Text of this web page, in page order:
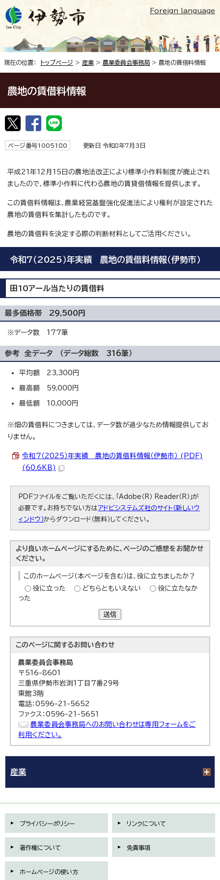
Foreign language
現在の位置： トップページ > 産業 > 農業委員会事務局 > 農地の賃借料情報
農地の賃借料情報
ページ番号1005180 更新日 令和8年7月3日
平成21年12月15日の農地法改正により標準小作料制度が廃止され
ましたので、標準小作料に代わる農地の賃貸借情報を提供します。
この賃借料情報は、農業経営基盤強化促進法により権利が設定された
農地の賃借料を集計したものです。
農地の賃借料を決定する際の判断材料としてご活用ください。
令和7（2025）年実績 農地の賃借料情報（伊勢市）
田10アール当たりの賃借料
最多価格帯 29,500円
※データ数 177筆
参考 全データ （データ総数 316筆）
平均額 23,300円
最高額 59,000円
最低額 10,000円
※畑の賃借料につきましては、データ数が過少なため情報提供してお
りません。
令和7（2025）年実績 農地の賃借料情報（伊勢市） (PDF)
(60.6KB)
PDFファイルをご覧いただくには、「Adobe（R） Reader（R）」が
必要です。お持ちでない方は アドビシステムズ社のサイト（新しいウ
ィンドウ）からダウンロード（無料）してください。
より良いホームページにするために、ページのご感想をお聞かせ
ください。
このホームページ（本ページを含む）は、役に立ちましたか？
役に立った
どちらともいえない
役に立たなか
った
送信
このページに関するお問い合わせ
農業委員会事務局
〒516-8601
三重県伊勢市岩渕1丁目7番29号
東館3階
電話：0596-21-5652
ファクス：0596-21-5651
農業委員会事務局へのお問い合わせは専用フォームをご
利用ください。
産業
プライバシーポリシー リンクについて
著作権について 免責事項
ホームページの使い方